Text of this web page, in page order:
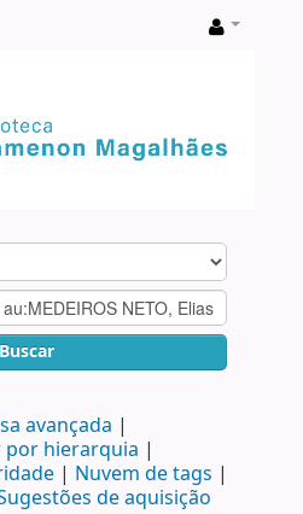
Buscar
avançada
por hierarquia
Nuvem de tags
de aquisição